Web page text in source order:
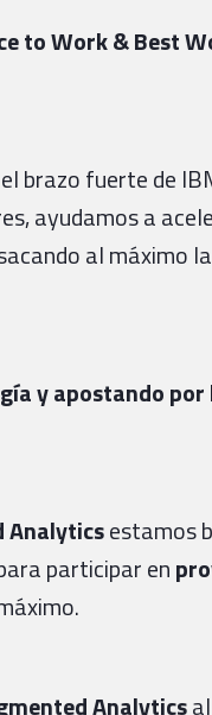
toWork & Best
brazo fuerte de
ayudamos a
al máximo
y apostando
Analyticsestamos
participar en
Analytics